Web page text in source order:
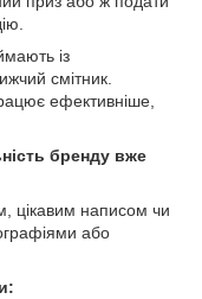
із
смітник.
ефективніше,
бренду вже
цікавим написом чи
або